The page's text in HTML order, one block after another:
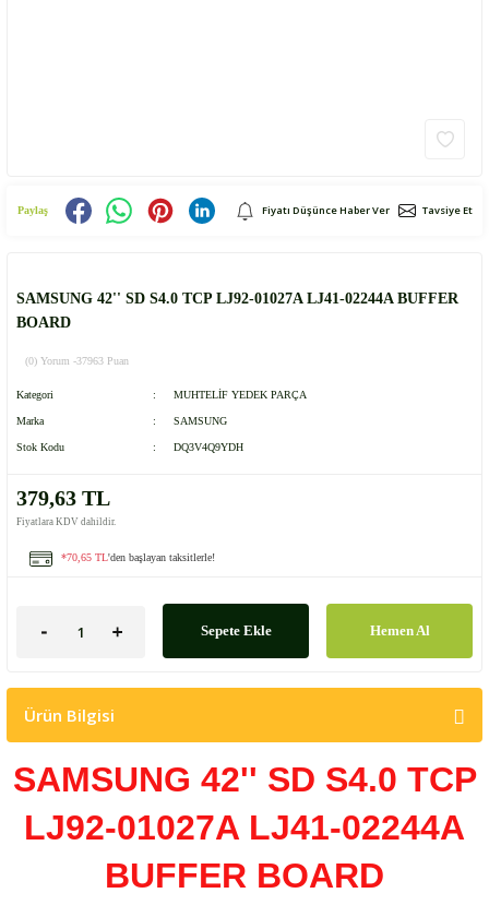
Paylaş Fiyatı Düşünce Haber Ver Tavsiye Et
SAMSUNG 42'' SD S4.0 TCP LJ92-01027A LJ41-02244A BUFFER
BOARD
(0) Yorum -37963 Puan
Kategori MUHTELİF YEDEK PARÇA
Marka SAMSUNG
Stok Kodu DQ3V4Q9YDH
379,63 TL
Fiyatlara KDV dahildir.
*70,65 TL'den başlayan taksitlerle!
Sepete Ekle Hemen Al
Ürün Bilgisi
SAMSUNG 42'' SD S4.0 TCP
LJ92-01027A LJ41-02244A
BUFFER BOARD